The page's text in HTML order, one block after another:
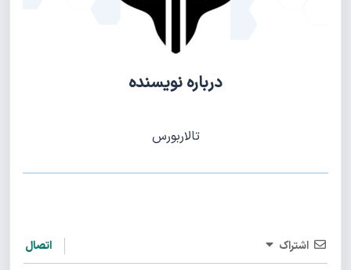
درباره نویسنده
تالاربورس
اشتراک اتصال